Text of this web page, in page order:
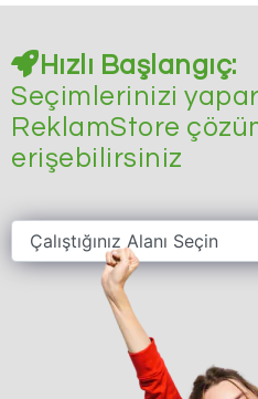
Hızlı Başlangıç:
Seçimlerinizi
ReklamStore
erişebilirsiniz